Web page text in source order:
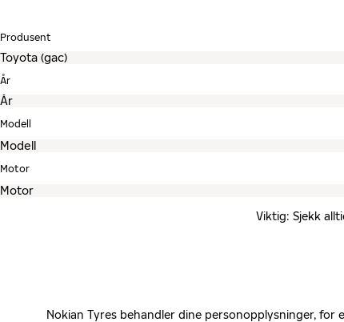
Produsent
År
Modell
Motor
Viktig: Sjekk
Nokian Tyres behandler dine personopplysninger,